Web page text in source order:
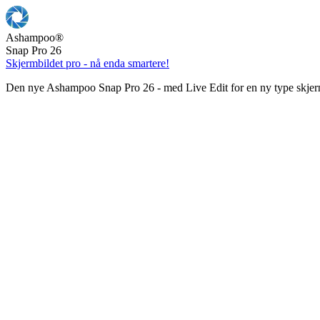
Ashampoo®
Snap Pro 26
Skjermbildet pro - nå enda smartere!
Den nye Ashampoo Snap Pro 26 - med Live Edit for en ny type